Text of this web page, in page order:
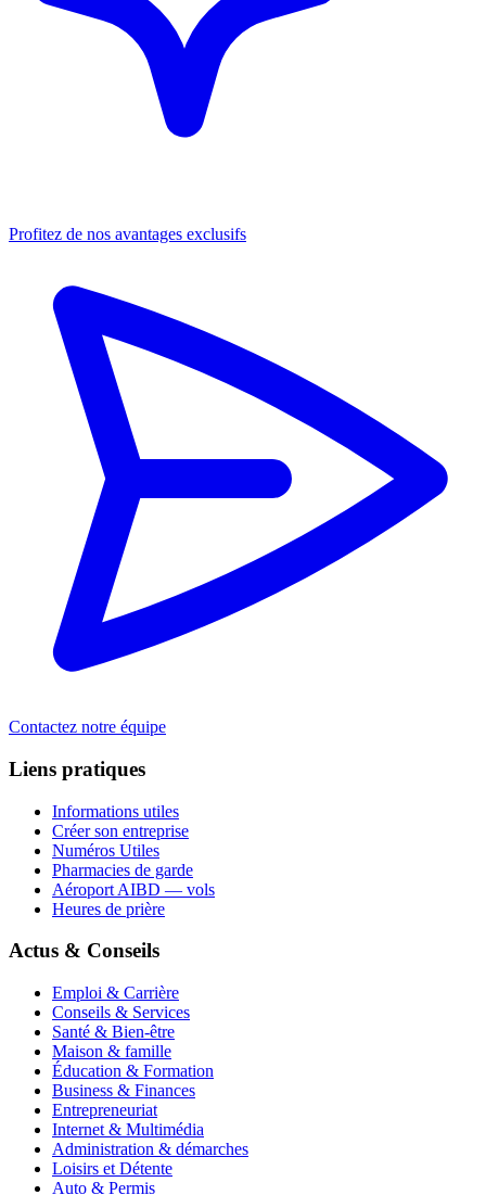
Profitez de nos avantages exclusifs
Contactez notre équipe
Liens pratiques
Informations utiles
Créer son entreprise
Numéros Utiles
Pharmacies de garde
Aéroport AIBD — vols
Heures de prière
Actus & Conseils
Emploi & Carrière
Conseils & Services
Santé & Bien-être
Maison & famille
Éducation & Formation
Business & Finances
Entrepreneuriat
Internet & Multimédia
Administration & démarches
Loisirs et Détente
Auto & Permis